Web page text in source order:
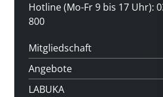
Hotline (Mo-Fr 9 bis 17 Uhr):
800
Mitgliedschaft
Angebote
LABUKA